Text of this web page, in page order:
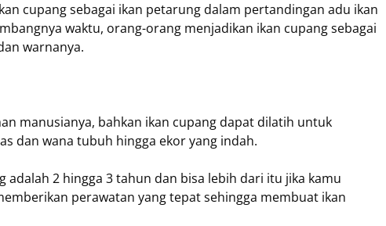
cupang sebagai ikan petarung dalam pertandingan adu ikan
waktu, orang-orang menjadikan ikan cupang sebagai
warnanya.
manusianya, bahkan ikan cupang dapat dilatih untuk
dan wana tubuh hingga ekor yang indah.
adalah 2 hingga 3 tahun dan bisa lebih dari itu jika kamu
perawatan yang tepat sehingga membuat ikan